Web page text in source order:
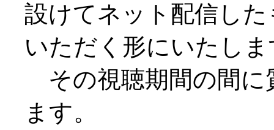
設けてネット配信し
いただく形にいたし
その視聴期間の間に
ます。